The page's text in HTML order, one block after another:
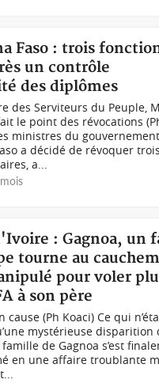
Faso : trois
un contrôle
des diplômes
des Serviteurs du Peuple,
le point des révocations
ministres du
a décidé de révoquer trois
a...
: Gagnoa, un
tourne au
pour voler
à son père
cause (Ph Koaci) Ce qui
mystérieuse disparition
de Gagnoa s’est
en une affaire troublante